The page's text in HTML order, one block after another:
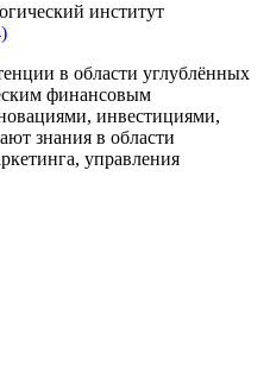
в области углублённых
финансовым
инвестициями,
знания в области
управления